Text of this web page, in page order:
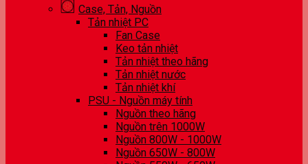
Case, Tản, Nguồn
Tản nhiệt PC
Fan Case
Keo tản nhiệt
Tản nhiệt theo hãng
Tản nhiệt nước
Tản nhiệt khí
PSU - Nguồn máy tính
Nguồn theo hãng
Nguồn trên 1000W
Nguồn 800W - 1000W
Nguồn 650W - 800W